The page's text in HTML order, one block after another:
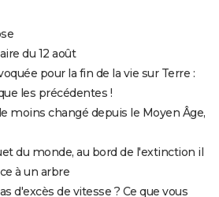
du 12 août
pour la fin de la vie sur Terre :
les précédentes !
moins changé depuis le Moyen Âge,
du monde, au bord de l'extinction il
à un arbre
d'excès de vitesse ? Ce que vous